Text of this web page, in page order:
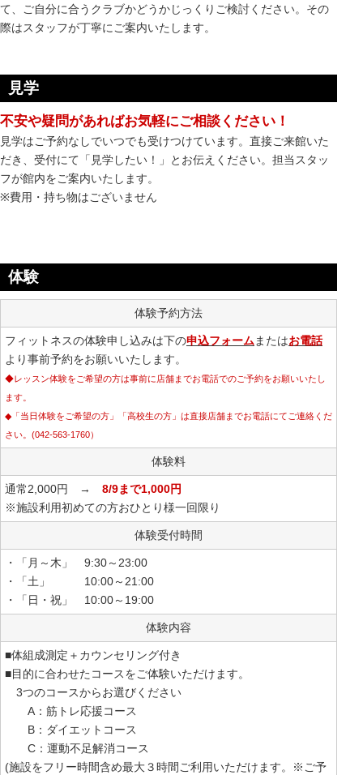
て、ご自分に合うクラブかどうかじっくりご検討ください。その
際はスタッフが丁寧にご案内いたします。
見学
不安や疑問があればお気軽にご相談ください！
見学はご予約なしでいつでも受けつけています。直接ご来館いた
だき、受付にて「見学したい！」とお伝えください。担当スタッ
フが館内をご案内いたします。
※費用・持ち物はございません
体験
体験予約方法
フィットネスの体験申し込みは下の申込フォーム またはお電話
より事前予約をお願いいたします。
◆レッスン体験をご希望の方は事前に店舗までお電話でのご予約をお願いいたし
ます。
◆「当日体験をご希望の方」「高校生の方」は直接店舗までお電話にてご連絡くだ
さい。(042-563-1760）
体験料
通常2,000円 → 8/9まで1,000円
※施設利用初めての方おひとり様一回限り
体験受付時間
・「月～木」 9:30～23:00
・「土」 10:00～21:00
・「日・祝」 10:00～19:00
体験内容
■体組成測定＋カウンセリング付き
■目的に合わせたコースをご体験いただけます。
3つのコースからお選びください
A：筋トレ応援コース
B：ダイエットコース
C：運動不足解消コース
(施設をフリー時間含め最大３時間ご利用いただけます。※ご予